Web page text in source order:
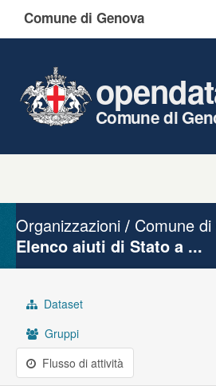
Comune di Genova
Comune di
Gruppi
Organizzazioni
Comune
Elenco aiuti di Stato a ...
Dataset
Gruppi
Flusso di attività